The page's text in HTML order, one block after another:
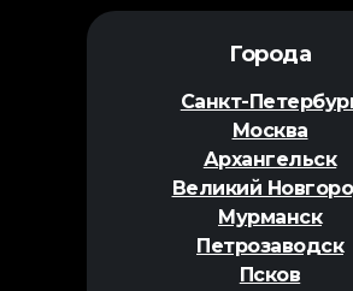
Города
Санкт-
Москва
Архангельск
Великий
Мурманск
Петрозаводск
Псков